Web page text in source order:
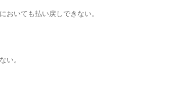
おいても払い戻しできない。
い。